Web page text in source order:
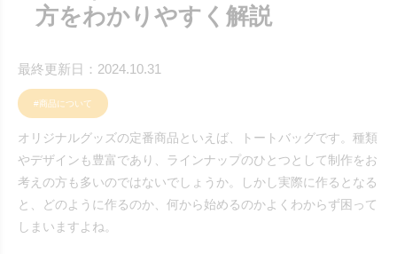
方をわかりやすく解説
最終更新日：2024.10.31
#商品について
オリジナルグッズの定番商品といえば、トートバッグです。種類
やデザインも豊富であり、ラインナップのひとつとして制作をお
考えの方も多いのではないでしょうか。しかし実際に作るとなる
と、どのように作るのか、何から始めるのかよくわからず困って
しまいますよね。